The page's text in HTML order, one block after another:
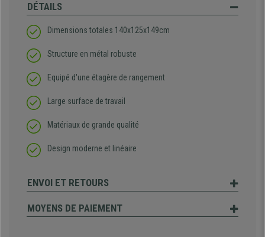
DÉTAILS
Dimensions totales 140x125x149cm
Structure en métal robuste
Equipé d'une étagère de rangement
Large surface de travail
Matériaux de grande qualité
Design moderne et linéaire
ENVOI ET RETOURS
MOYENS DE PAIEMENT